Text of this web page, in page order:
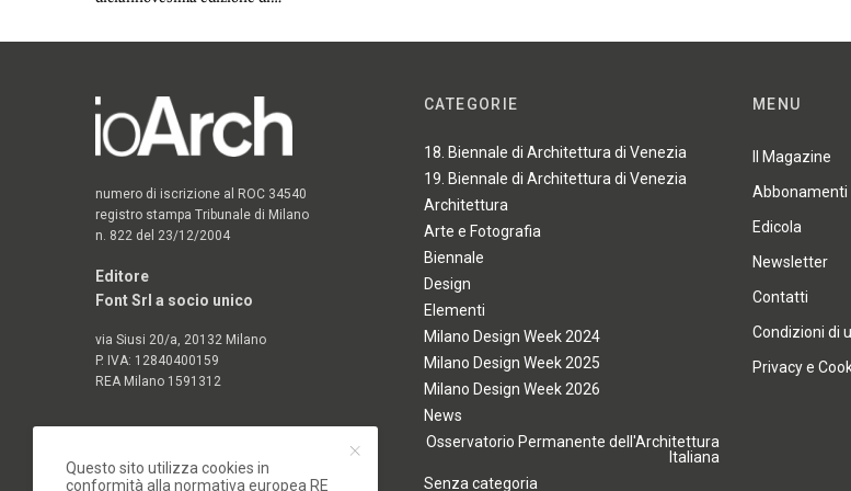
numero di iscrizione al ROC 34540
registro stampa Tribunale di Milano
n. 822 del 23/12/2004
Editore
Font Srl a socio unico
via Siusi 20/a, 20132 Milano
P. IVA: 12840400159
REA Milano 1591312
CATEGORIE
18. Biennale di Architettura di Venezia
19. Biennale di Architettura di Venezia
Architettura
Arte e Fotografia
Biennale
Design
Elementi
Milano Design Week 2024
Milano Design Week 2025
Milano Design Week 2026
News
Osservatorio Permanente dell'Architettura
Italiana
Senza categoria
MENU
Il Magazine
Abbonamenti
Edicola
Newsletter
Contatti
Condizioni di
Privacy e
Questo sito utilizza cookies in
conformità alla normativa europea RE